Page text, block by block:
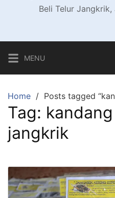
Beli Telur
MENU
Home Posts tagged
Tag:
jangkrik